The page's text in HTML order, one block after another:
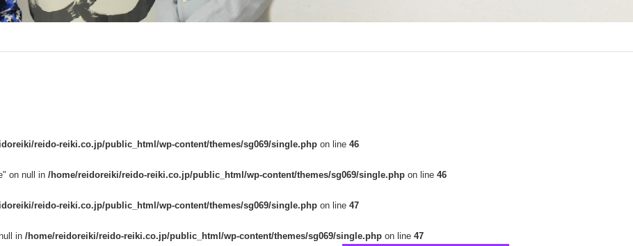
reido-reiki.co.jp/public_html/wp-content/themes/sg069/single.php on line 46
on null in /home/reidoreiki/reido-reiki.co.jp/public_html/wp-content/themes/sg069/single.php on line 46
reido-reiki.co.jp/public_html/wp-content/themes/sg069/single.php on line 47
in /home/reidoreiki/reido-reiki.co.jp/public_html/wp-content/themes/sg069/single.php on line 47